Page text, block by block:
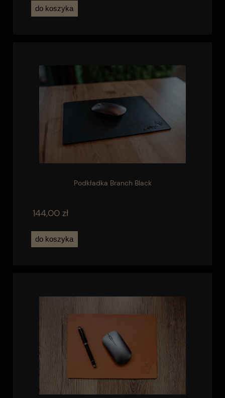
do koszyka
Podkładka Branch Black
144,00 zł
do koszyka